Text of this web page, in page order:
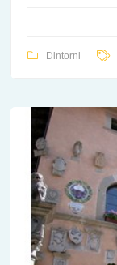
Dintorni